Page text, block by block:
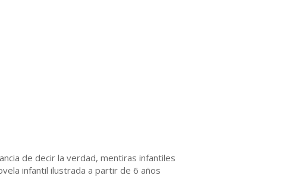
de decir la verdad, mentiras infantiles
infantil ilustrada a partir de 6 años